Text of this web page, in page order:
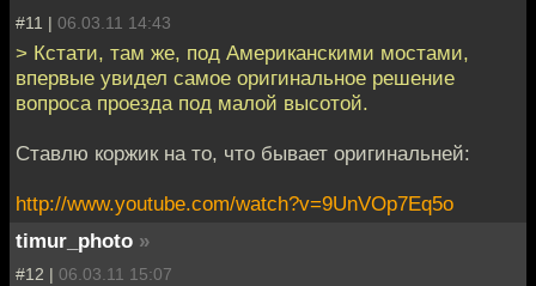
#11 | 06.03.11 14:43
> Кстати, там же, под Американскими мостами,
впервые увидел самое оригинальное решение
вопроса проезда под малой высотой.
Ставлю коржик на то, что бывает оригинальней:
http://www.youtube.com/watch?v=9UnVOp7Eq5o
timur_photo »
#12 | 06.03.11 15:07